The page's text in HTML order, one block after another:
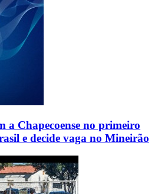
a Chapecoense no primeiro
e decide vaga no Mineirão